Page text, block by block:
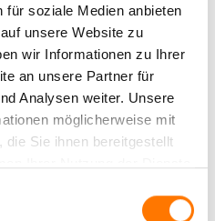
für soziale Medien anbieten
unsere Website zu
wir Informationen zu Ihrer
an unsere Partner für
Analysen weiter. Unsere
möglicherweise mit
Sie ihnen bereitgestellt
Ex-Partner völlig zu Unrecht
er für seinen Lebensunterhalt
Mitarbeiter seine Krankheit nur
begeht, oder für sich
Lohnausgleich eingeführt